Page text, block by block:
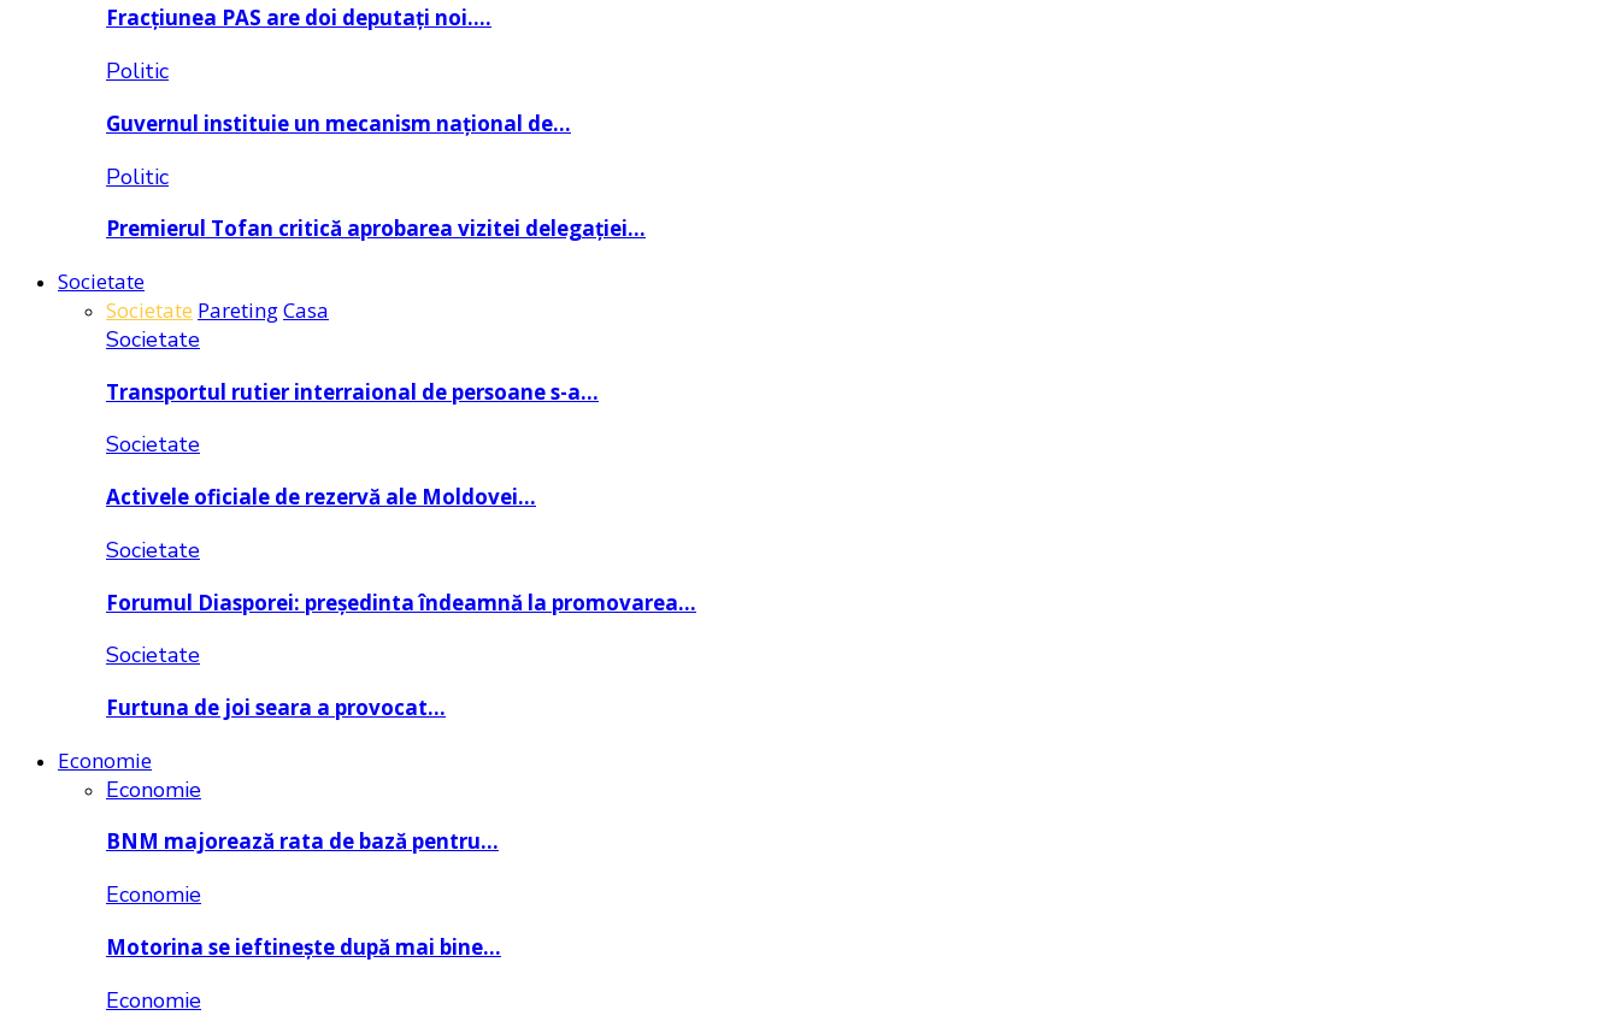
Fracțiunea PAS are doi deputați noi….
Politic
Guvernul instituie un mecanism național de…
Politic
Premierul Tofan critică aprobarea vizitei delegației…
Societate
Societate ParetingCasa
Societate
Transportul rutier interraional de persoane s-a…
Societate
Activele oficiale de rezervă ale Moldovei…
Societate
Forumul Diasporei: președinta îndeamnă la promovarea…
Societate
Furtuna de joi seara a provocat…
Economie
Economie
BNM majorează rata de bază pentru…
Economie
Motorina se ieftinește după mai bine…
Economie